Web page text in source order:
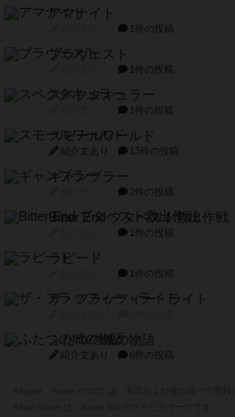
アマナイト
1件の投稿
ブラヴェスト
1件の投稿
スペクタキュラー
1件の投稿
スモールワールド
紹介文あり 13件の投稿
ギャンブラー
2件の投稿
Bitter End ブタペスト救出作戦
1件の投稿
ラピード
1件の投稿
ザ・フラッフィー・ライト
ふたつの城の物語
紹介文あり 6件の投稿